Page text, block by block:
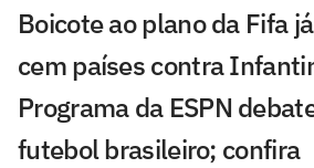
Boicote ao plano da Fifa
cem países contra
Programa da ESPN
futebol brasileiro; confira